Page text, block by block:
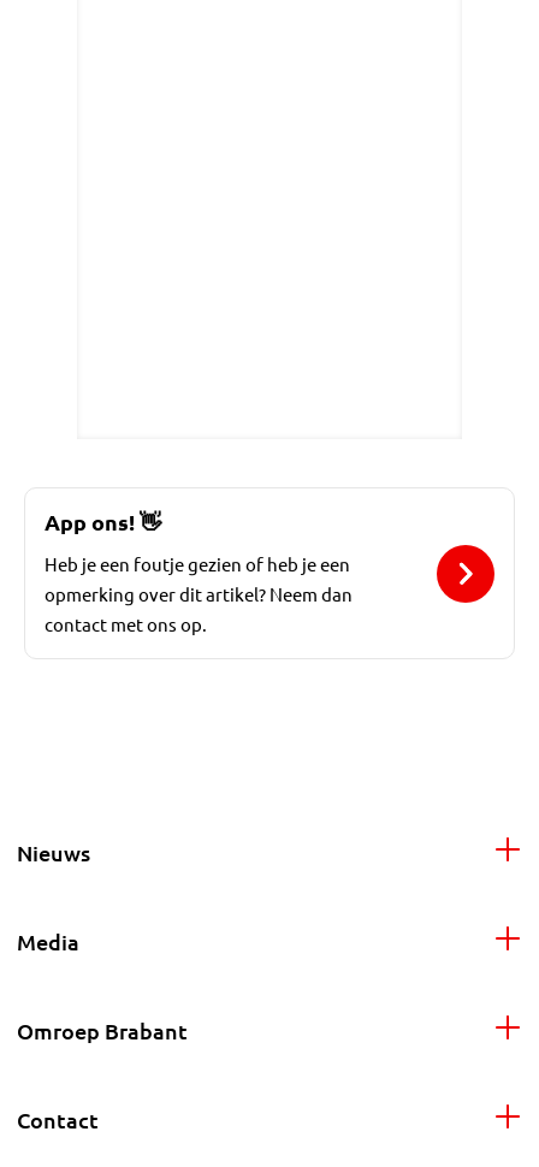
App ons!👋
Heb je een foutje gezien of heb je een
opmerking over dit artikel? Neem dan
contact met ons op.
Nieuws
Media
Omroep Brabant
Contact